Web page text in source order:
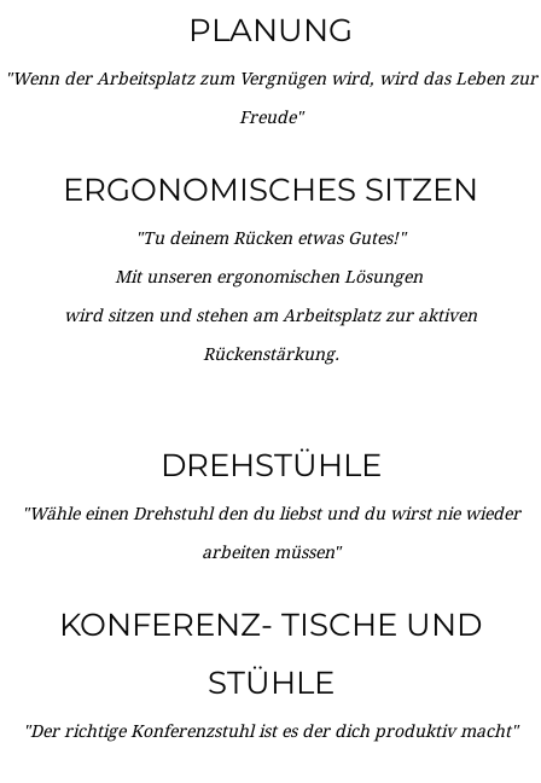
PLANUNG
"Wenn der Arbeitsplatz zum Vergnügen wird, wird das Leben zur
Freude"
ERGONOMISCHES SITZEN
"Tu deinem Rücken etwas Gutes!"
Mit unseren ergonomischen Lösungen
wird sitzen und stehen am Arbeitsplatz zur aktiven
Rückenstärkung.
DREHSTÜHLE
"Wähle einen Drehstuhl den du liebst und du wirst nie wieder
arbeiten müssen"
KONFERENZ- TISCHE UND
STÜHLE
"Der richtige Konferenzstuhl ist es der dich produktiv macht"